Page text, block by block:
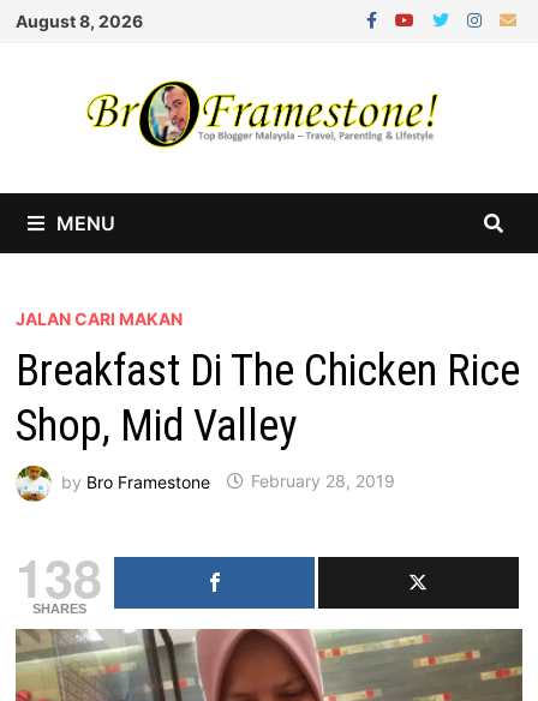
Skip
August 8, 2026
MENU
JALAN CARI MAKAN
Breakfast Di The Chicken Rice
Shop, Mid Valley
by Bro Framestone February 28, 2019
138
SHARES